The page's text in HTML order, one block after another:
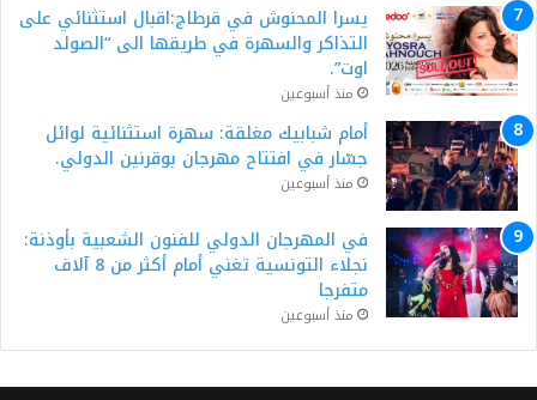
يسرا المحنوش في قرطاج:اقبال استثنائي على
التذاكر والسهرة في طريقها الى “الصولد
اوت”.
منذ أسبوعين
أمام شبابيك مغلقة: سهرة استثنائية لوائل
جسّار في افتتاح مهرجان بوقرنين الدولي.
منذ أسبوعين
في المهرجان الدولي للفنون الشعبية بأوذنة:
نجلاء التونسية تغني أمام أكثر من 8 آلاف
متفرجا
منذ أسبوعين